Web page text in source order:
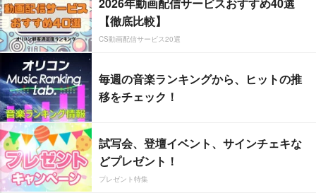
【徹底比較】
CS動画配信サービス20選
毎週の音楽ランキングから、ヒットの推
移をチェック！
試写会、登壇イベント、サインチェキな
どプレゼント！
プレゼント特集